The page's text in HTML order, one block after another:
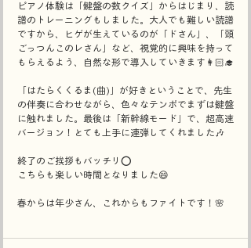
ピアノ体験は「鍵盤の数クイズ」からはじまり、読
譜のトレーニングもしました。大人でも難しい読譜
ですから、ヒゲが生えているのが「ドさん」、「頭
ごっつんこのレさん」など、視覚的に興味を持って
もらえるよう、自然な形で導入していきます👩🏻‍🎓
「はたらくくるま(曲)」が好きということで、先生
の伴奏に合わせながら、色々なテンポでまずは鍵盤
に触れました。最後は「新幹線モード」で、超高速
バージョン！とても上手に連弾してくれました🎶
終了のご挨拶もバッチリ⭕️
こちらも楽しい時間となりました😄
春からは年少さん、これからもファイトです！🌸